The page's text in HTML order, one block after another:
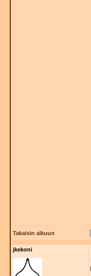
Takaisin alkuun
jkekoni